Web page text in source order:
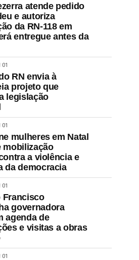
atende pedido
e autoriza
da RN-118 em
entregue antes da
01
RN envia à
projeto que
legislação
01
mulheres em Natal
mobilização
a violência e
da democracia
01
Francisco
governadora
agenda de
e visitas a obras
01